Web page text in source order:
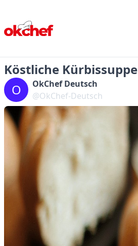
Köstliche Kürbissuppe
O
OkChef Deutsch
@OkChef-Deutsch